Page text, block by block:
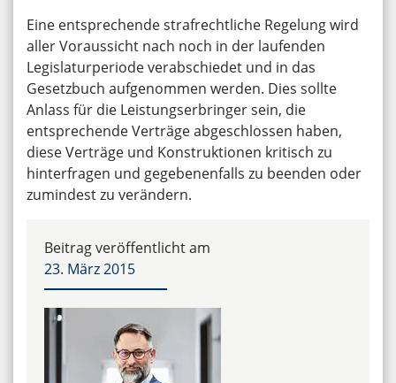
Eine entsprechende strafrechtliche Regelung wird
aller Voraussicht nach noch in der laufenden
Legislaturperiode verabschiedet und in das
Gesetzbuch aufgenommen werden. Dies sollte
Anlass für die Leistungserbringer sein, die
entsprechende Verträge abgeschlossen haben,
diese Verträge und Konstruktionen kritisch zu
hinterfragen und gegebenenfalls zu beenden oder
zumindest zu verändern.
Beitrag veröffentlicht am
23. März 2015